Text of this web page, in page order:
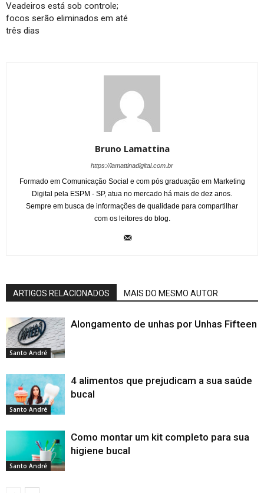
Veadeiros está sob controle;
focos serão eliminados em até
três dias
Bruno Lamattina
https://lamattinadigital.com.br
Formado em Comunicação Social e com pós graduação em Marketing
Digital pela ESPM - SP, atua no mercado há mais de dez anos.
Sempre em busca de informações de qualidade para compartilhar
com os leitores do blog.
ARTIGOS RELACIONADOS MAIS DO MESMO AUTOR
Santo André
Alongamento de unhas por Unhas Fifteen
Santo André
4 alimentos que prejudicam a sua saúde
bucal
Santo André
Como montar um kit completo para sua
higiene bucal